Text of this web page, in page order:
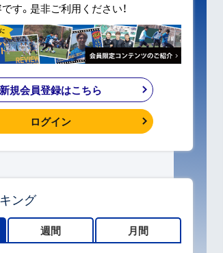
す。是非ご利用ください！
新規会員登録はこちら
ログイン
ング
週間 月間